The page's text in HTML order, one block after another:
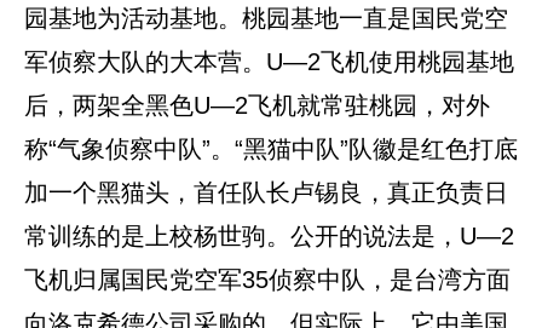
园基地为活动基地。桃园基地一直是国民党空
军侦察大队的大本营。U—2飞机使用桃园基地
后，两架全黑色U—2飞机就常驻桃园，对外
称“气象侦察中队”。“黑猫中队”队徽是红色打底
加一个黑猫头，首任队长卢锡良，真正负责日
常训练的是上校杨世驹。公开的说法是，U—2
飞机归属国民党空军35侦察中队，是台湾方面